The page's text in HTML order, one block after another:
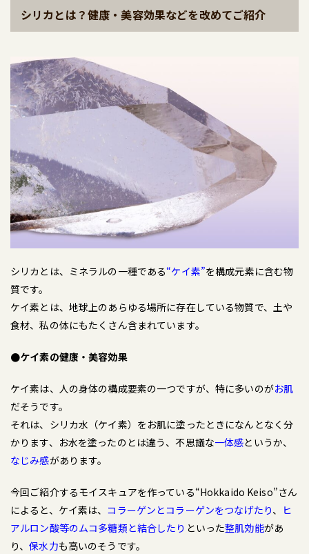
シリカとは？健康・美容効果などを改めてご紹介
シリカとは、ミネラルの一種である“ケイ素”を構成元素に含む物
質です。
ケイ素とは、地球上のあらゆる場所に存在している物質で、土や
食材、私の体にもたくさん含まれています。
●ケイ素の健康・美容効果
ケイ素は、人の身体の構成要素の一つですが、特に多いのがお肌
だそうです。
それは、シリカ水（ケイ素）をお肌に塗ったときになんとなく分
かります、お水を塗ったのとは違う、不思議な一体感というか、
なじみ感があります。
今回ご紹介するモイスキュアを作っている“Hokkaido Keiso”さん
によると、ケイ素は、 コラーゲンとコラーゲンをつなげたり、 ヒ
アルロン酸等のムコ多糖類と結合したり といった整肌効能があ
り、保水力も高いのそうです。